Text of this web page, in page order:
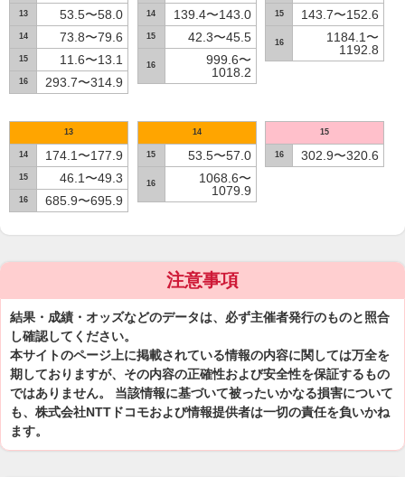
13 53.5〜58.0
14 73.8〜79.6
15 11.6〜13.1
16 293.7〜314.9
14 139.4〜143.0
15 42.3〜45.5
16
999.6〜
1018.2
15 143.7〜152.6
16
1184.1〜
1192.8
13
14 174.1〜177.9
15 46.1〜49.3
16 685.9〜695.9
14
15 53.5〜57.0
16
1068.6〜
1079.9
15
16 302.9〜320.6
注意事項
結果・成績・オッズなどのデータは、必ず主催者発行のものと照合
し確認してください。
本サイトのページ上に掲載されている情報の内容に関しては万全を
期しておりますが、その内容の正確性および安全性を保証するもの
ではありません。 当該情報に基づいて被ったいかなる損害について
も、株式会社NTTドコモおよび情報提供者は一切の責任を負いかね
ます。